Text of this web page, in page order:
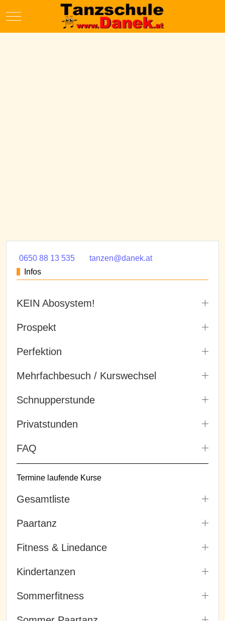
Mobile Menu Toggle
0650 88 13 535
tanzen@danek.at
Infos
KEIN Abosystem!
Prospekt
Perfektion
Mehrfachbesuch / Kurswechsel
Schnupperstunde
Privatstunden
FAQ
Termine laufende Kurse
Gesamtliste
Paartanz
Fitness & Linedance
Kindertanzen
Sommerfitness